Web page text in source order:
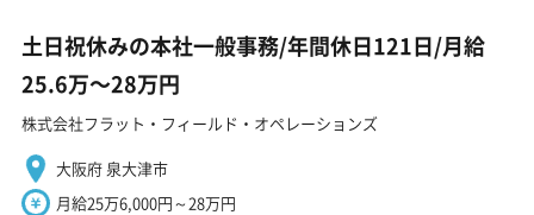
土日祝休みの本社一般事務/年間休日121日/月給
25.6万〜28万円
株式会社フラット・フィールド・オペレーションズ
大阪府 泉大津市
月給25万6,000円～28万円